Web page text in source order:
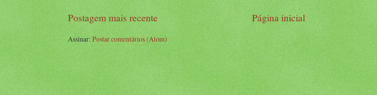
Postagem mais recente Página inicial
Assinar:Postar comentários (Atom)